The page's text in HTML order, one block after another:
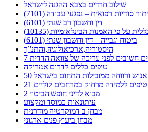
שילוב חרדים בצבא ההגנה לישראל
סודיות רפואית – נפגעי עבודה (7101)
דין וחשבון רב שנתי (6101)
על פי האמנות הבינלאומיות (10135)
ביטוח וגבייה – דין וחשבון שנתי (6101)
היסטוריה,ארכיאולוגיה,והתנ”ך
חשובים לפני עריכה של צוואה הדדית
טיפים כללים לדרום אמריקה
אנוש ורווחה ממובילות התחום בישראל
21 טיפים ללמידה מרחוק במרחבים קוליים
מבוא לדיני חופש הביטוי 2
עיתונאות כמוסד ומקצוע
מבחן ב דמוקרטיה מודרנית
מבחן ביעוץ פנים ארגוני